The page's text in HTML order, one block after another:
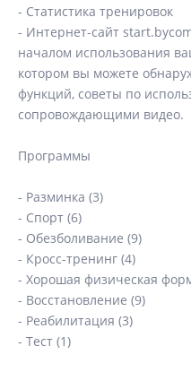
- Статистика тренировок
- Интернет-сайт
началом использования
котором вы можете
функций, советы по
сопровождающими видео.
Программы
- Разминка (3)
- Спорт (6)
- Обезболивание (9)
- Кросс-тренинг (4)
- Хорошая физическая
- Восстановление (9)
- Реабилитация (3)
- Тест (1)